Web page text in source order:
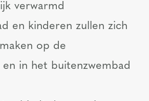
verwarmd
en kinderen zullen zich
op de
in het buitenzwembad